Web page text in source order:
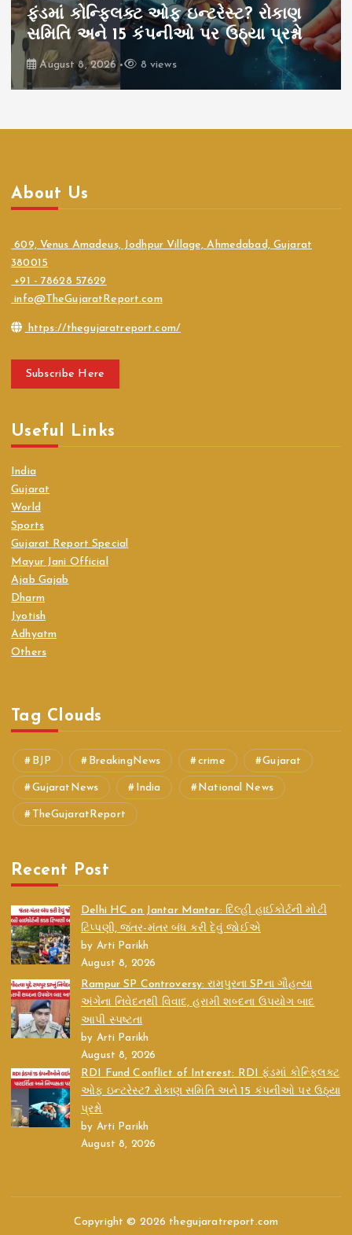
ફંડમાં કોન્ફ્લિક્ટ ઓફ ઇન્ટરેસ્ટ? રોકાણ
સમિતિ અને 15 કંપનીઓ પર ઉઠ્યા પ્રશ્નો
August 8, 2026 8 views
About Us
609, Venus Amadeus, Jodhpur Village, Ahmedabad, Gujarat
380015
+91 - 78628 57629
info@TheGujaratReport.com
https://thegujaratreport.com/
Subscribe Here
Useful Links
India
Gujarat
World
Sports
Gujarat Report Special
Mayur Jani Official
Ajab Gajab
Dharm
Jyotish
Adhyatm
Others
Tag Clouds
BJP BreakingNews crime Gujarat
GujaratNews India National News
TheGujaratReport
Recent Post
Delhi HC on Jantar Mantar: દિલ્હી હાઈકોર્ટની મોટી
ટિપ્પણી, જંતર-મંતર બંધ કરી દેવું જોઈએ
by Arti Parikh
August 8, 2026
Rampur SP Controversy: રામપુરના SPના ગૌહત્યા
અંગેના નિવેદનથી વિવાદ, હરામી શબ્દના ઉપયોગ બાદ
આપી સ્પષ્ટતા
by Arti Parikh
August 8, 2026
RDI Fund Conflict of Interest: RDI ફંડમાં કોન્ફ્લિક્ટ
ઓફ ઇન્ટરેસ્ટ? રોકાણ સમિતિ અને 15 કંપનીઓ પર ઉઠ્યા
પ્રશ્નો
by Arti Parikh
August 8, 2026
Copyright © 2026 thegujaratreport.com